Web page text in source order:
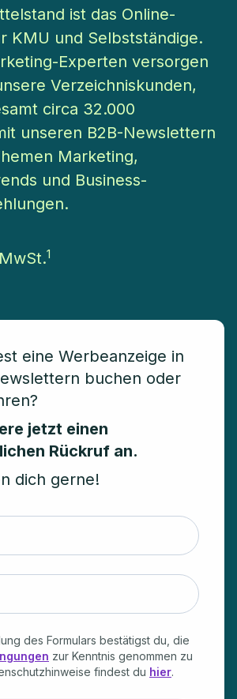
ist das Online-
KMU und Selbstständige.
Experten versorgen
Verzeichniskunden,
circa 32.000
unseren B2B-Newslettern
Marketing,
und Business-
1
eine Werbeanzeige in
buchen oder
jetzt einen
Rückruf an.
dich gerne!
Formular
des Formulars bestätigst du, die
zur Kenntnis genommen zu
findest du hier.